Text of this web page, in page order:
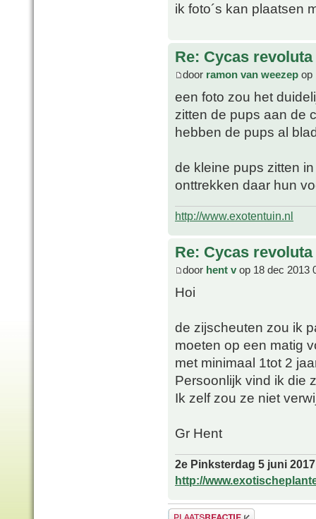
ik foto´s kan plaatsen
Re: Cycas
door ramon van weezep op
een foto zou het
zitten de pups aan de
hebben de pups al
de kleine pups zitten
onttrekken daar hun
http://www.exotentuin.nl
Re: Cycas
door hent v op 18 dec 2013
Hoi
de zijscheuten zou ik
moeten op een matig
met minimaal 1tot 2
Persoonlijk vind ik die
Ik zelf zou ze niet
Gr Hent
2e Pinksterdag 5 juni
http://
Plaats een reactie